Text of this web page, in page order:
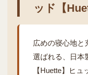
ッド【
広めの寝心地と
選ばれる、日本
【Huette】ヒ